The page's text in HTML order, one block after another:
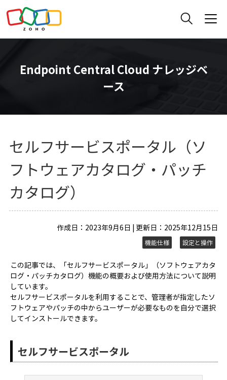
Endpoint Central Cloud ナレッジベ
ース
セルフサービスポータル（ソ
フトウェアカタログ・パッチ
カタログ）
作成日：2023年9月6日 | 更新日：2025年12月15日
機能仕様 設定と操作
この記事では、「セルフサービスポータル」（ソフトウェアカタ
ログ・パッチカタログ）機能の概要および使用方法について説明
しています。
セルフサービスポータルを利用することで、管理者が指定したソ
フトウェアやパッチの中からユーザーが必要なものを自分で選択
してインストールできます。
セルフサービスポータル